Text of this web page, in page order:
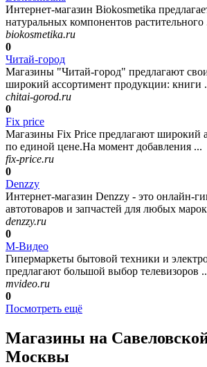
Интернет-магазин Biokosmetika
натуральных компонентов растительного
biokosmetika.ru
0
Читай-город
Магазины "Читай-город" предлагают
широкий ассортимент продукции: книги
chitai-gorod.ru
0
Fix price
Магазины Fix Price предлагают широкий
по единой цене.На момент добавления ...
fix-price.ru
0
Denzzy
Интернет-магазин Denzzy - это онлайн-
автотоваров и запчастей для любых
denzzy.ru
0
М-Видео
Гипермаркеты бытовой техники и
предлагают большой выбор телевизоров
mvideo.ru
0
Посмотреть ещё
Магазины на
Москвы